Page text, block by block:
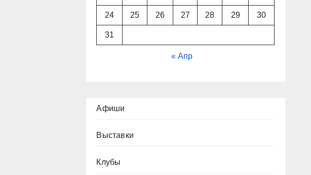
24 25 26 27 28 29 30
31
« Апр
Афиши
Выставки
Клубы